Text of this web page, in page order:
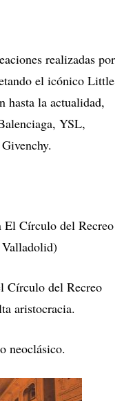
realizadas por
el icónico Little
hasta la actualidad,
YSL,
El Círculo del Recreo
Círculo del Recreo
aristocracia.
neoclásico.